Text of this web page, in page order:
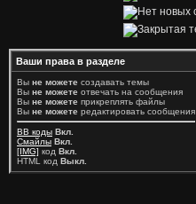
Ваши права в разделе
Вы не можете создавать темы
Вы не можете отвечать на сообщения
Вы не можете прикреплять файлы
Вы не можете редактировать сообщения
BB коды Вкл.
Смайлы Вкл.
[IMG] код Вкл.
HTML код Выкл.